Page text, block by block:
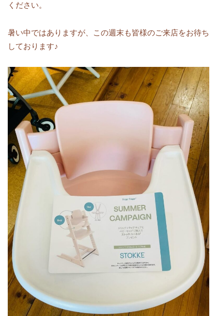
ください。
暑い中ではありますが、この週末も皆様のご来店をお待ち
しております♪